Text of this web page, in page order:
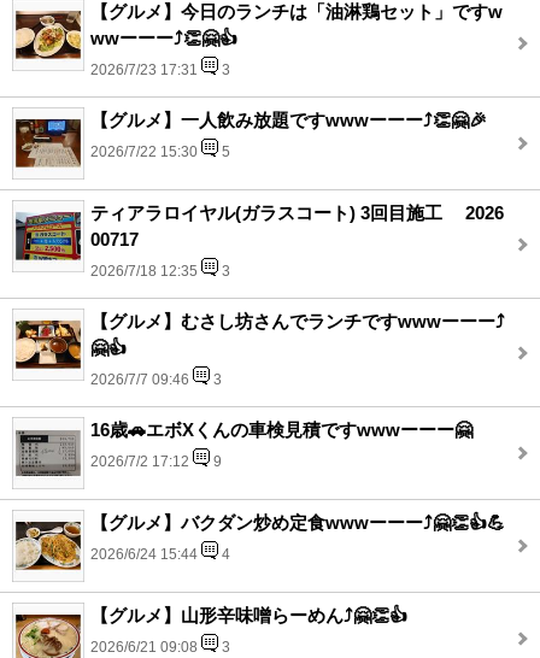
【グルメ】今日のランチは「油淋鶏セット」ですw
wwーーー⤴️👏🤗👍
2026/7/23 17:31 3
【グルメ】一人飲み放題ですwwwーーー⤴️👏🤗🎉
2026/7/22 15:30 5
ティアラロイヤル(ガラスコート) 3回目施工 2026
00717
2026/7/18 12:35 3
【グルメ】むさし坊さんでランチですwwwーーー⤴️
🤗👍
2026/7/7 09:46 3
16歳🚗エボXくんの車検見積ですwwwーーー🤗
2026/7/2 17:12 9
【グルメ】バクダン炒め定食wwwーーー⤴️🤗👏👍💪
2026/6/24 15:44 4
【グルメ】山形辛味噌らーめん⤴️🤗👏👍
2026/6/21 09:08 3